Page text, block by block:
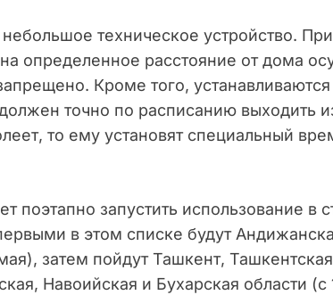
техническое устройство.
определенное расстояние от дома
Кроме того,
точно по расписанию выходить
то ему установят специальный
поэтапно запустить использование в
в этом списке будут
затем пойдут Ташкент,
Навоийская и Бухарская области (с